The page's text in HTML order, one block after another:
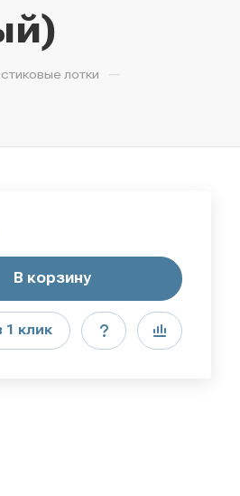
лотки —
В корзину
1 клик